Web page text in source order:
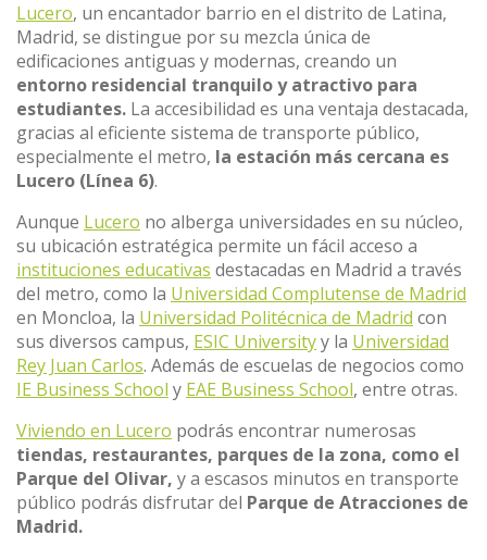
Lucero, un encantador barrio en el distrito de Latina,
Madrid, se distingue por su mezcla única de
edificaciones antiguas y modernas, creando un
entorno residencial tranquilo y atractivo para
estudiantes. La accesibilidad es una ventaja destacada,
gracias al eficiente sistema de transporte público,
especialmente el metro, la estación más cercana es
Lucero (Línea 6).
Aunque Lucero no alberga universidades en su núcleo,
su ubicación estratégica permite un fácil acceso a
instituciones educativas destacadas en Madrid a través
del metro, como la Universidad Complutense de Madrid
en Moncloa, la Universidad Politécnica de Madrid con
sus diversos campus, ESIC Universityy la Universidad
Rey Juan Carlos. Además de escuelas de negocios como
IE Business School y EAE Business School, entre otras.
Viviendo en Lucero podrás encontrar numerosas
tiendas, restaurantes, parques de la zona, como el
Parque del Olivar, y a escasos minutos en transporte
público podrás disfrutar del Parque de Atracciones de
Madrid.